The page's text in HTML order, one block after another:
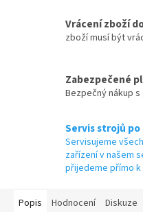
Vrácení zboží
zboží musí být
Zabezpečené
Bezpečný nákup
Servis strojů
Servisujeme
zařízení v našem
přijedeme přímo k
Popis Hodnocení Diskuze